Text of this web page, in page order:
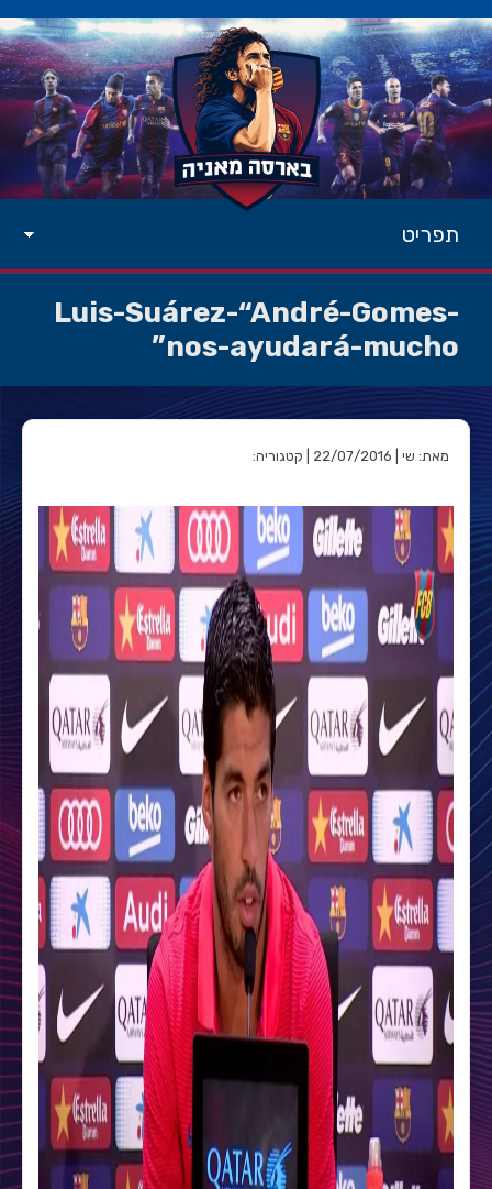
תפריט
Luis-Suárez-“André-Gomes-
nos-ayudará-mucho”
מאת: שי | 22/07/2016 | קטגוריה: